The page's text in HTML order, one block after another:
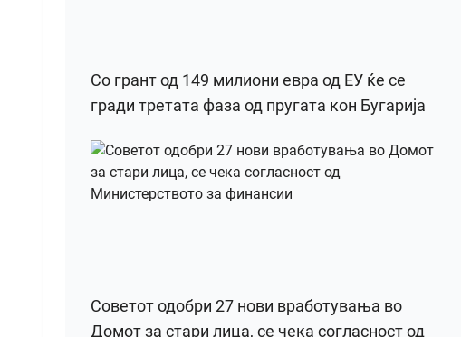
Со грант од 149 милиони евра од ЕУ ќе се
гради третата фаза од пругата кон Бугарија
Советот одобри 27 нови вработувања во
Домот за стари лица, се чека согласност од